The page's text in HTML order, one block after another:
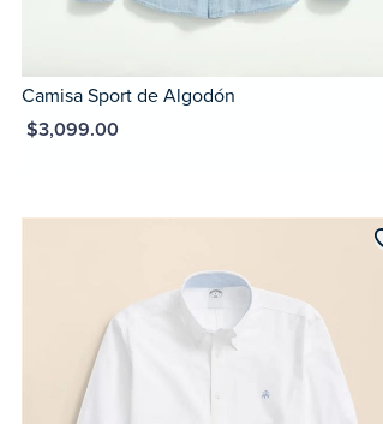
Camisa Sport de Algodón
$3,099.00